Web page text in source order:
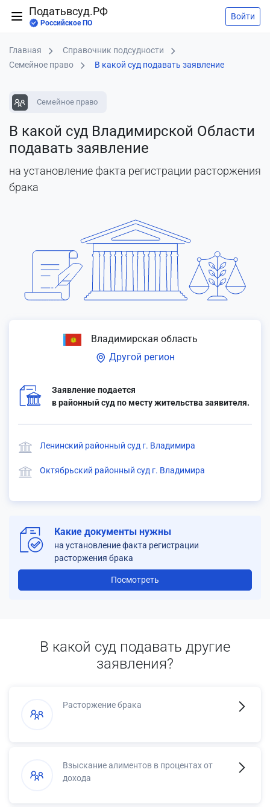
Податьвсуд.РФ
Российское ПО
Войти
Главная
Справочник подсудности
Семейное право
В какой суд подавать заявление
Семейное право
В какой суд Владимирской Области
подавать заявление
на установление факта регистрации расторжения
брака
Владимирская область
Другой регион
Заявление подается
в районный суд по месту жительства заявителя.
Ленинский районный суд г. Владимира
Октябрьский районный суд г. Владимира
Какие документы нужны
на установление факта регистрации
расторжения брака
Посмотреть
В какой суд подавать другие
заявления?
Расторжение брака
Взыскание алиментов в процентах от
дохода